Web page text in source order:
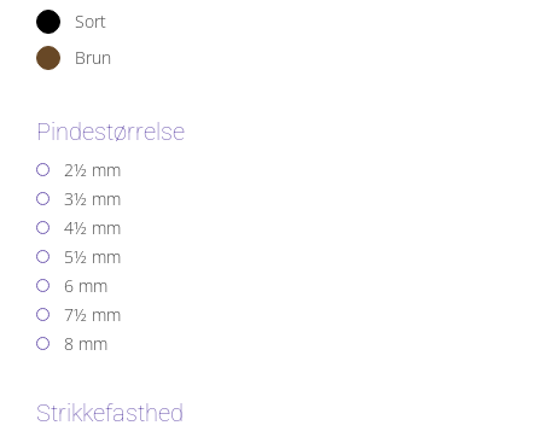
Sort
Brun
Pindestørrelse
2½ mm
3½ mm
4½ mm
5½ mm
6 mm
7½ mm
8 mm
Strikkefasthed